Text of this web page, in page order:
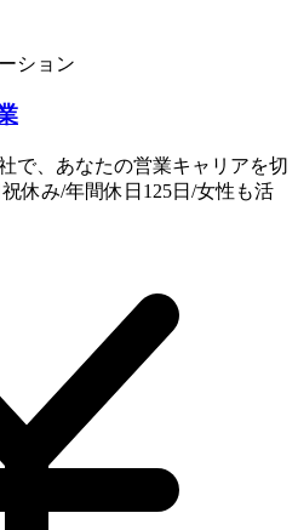
ション
で、あなたの営業キャリアを切
休み/年間休日125日/女性も活